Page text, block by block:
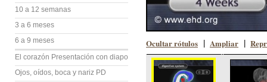
10 a 12 semanas
3 a 6 meses
6 a 9 meses
El corazón Presentación con diapositivas (PD)
Ojos, oídos, boca y nariz PD
Ocultar rótulos Ampliar